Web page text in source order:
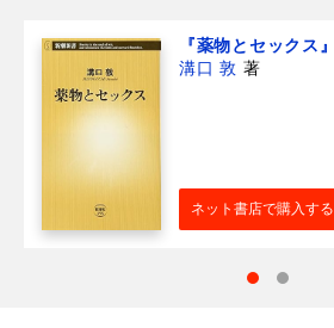
『薬物とセックス』
溝口 敦 著
ネット書店で購入する